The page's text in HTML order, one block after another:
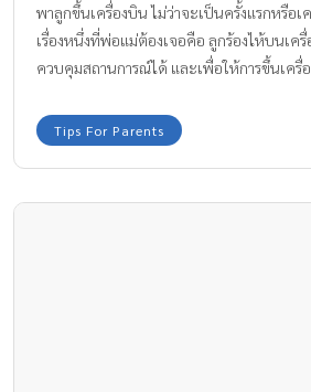
พาลูกขึ้นเครื่องบิน ไม่ว่าจะเป็นครั้งแรกหรือ
เรื่องหนึ่งที่พ่อแม่ต้องเจอคือ ลูกร้องไห้บนเค
ควบคุมสถานการณ์ได้ และเพื่อให้การขึ้นเครื่
แก้ปัญหามาบอกให้ทราบกันค่ะ
Tips For Parents